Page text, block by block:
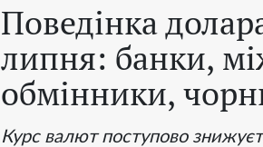
Поведінка
липня: банки,
обмінники,
Курс валют поступово